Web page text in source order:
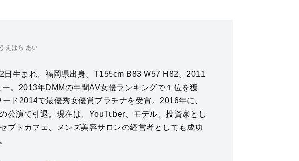
うえはら あい
日生まれ、福岡県出身。T155cm B83 W57 H82。2011
。2013年DMMの年間AV女優ランキングで１位を獲
ド2014で最優秀女優賞プラチナを受賞。2016年に、
公演で引退。現在は、YouTuber、モデル、投資家とし
プトカフェ、メンズ美容サロンの経営者としても成功